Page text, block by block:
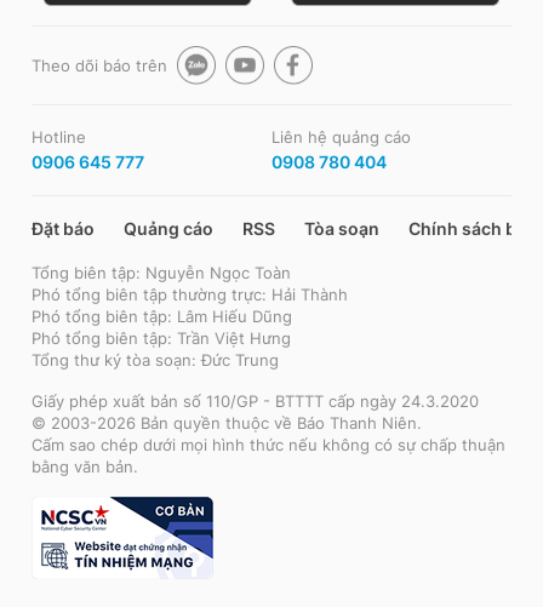
Theo dõi báo trên
Hotline
0906 645 777
Liên hệ quảng cáo
0908 780 404
Đặt báo Quảng cáo RSS Tòa soạn Chính sách bảo
Tổng biên tập: Nguyễn Ngọc Toàn
Phó tổng biên tập thường trực: Hải Thành
Phó tổng biên tập: Lâm Hiếu Dũng
Phó tổng biên tập: Trần Việt Hưng
Tổng thư ký tòa soạn: Đức Trung
Giấy phép xuất bản số 110/GP - BTTTT cấp ngày 24.3.2020
© 2003-2026 Bản quyền thuộc về Báo Thanh Niên.
Cấm sao chép dưới mọi hình thức nếu không có sự chấp thuận
bằng văn bản.